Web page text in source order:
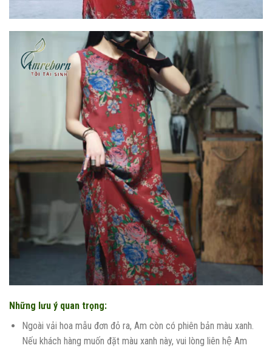
Những lưu ý quan trọng:
Ngoài vải hoa mẫu đơn đỏ ra, Am còn có phiên bản màu xanh.
Nếu khách hàng muốn đặt màu xanh này, vui lòng liên hệ Am